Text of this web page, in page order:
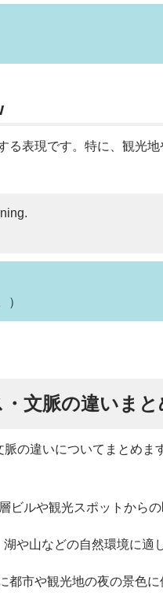
る表現です。特に、観光
）
文脈の違いまと
の違いについてまとめま
ルや観光スポットからの
や山などの自然環境に適
市や観光地の夜の景色に